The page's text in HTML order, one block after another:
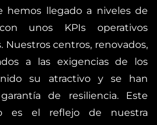
hemos llegado a niveles de
unos KPIs operativos
Nuestros centros, renovados,
a las exigencias de los
su atractivo y se han
de resiliencia. Este
es el reflejo de nuestra